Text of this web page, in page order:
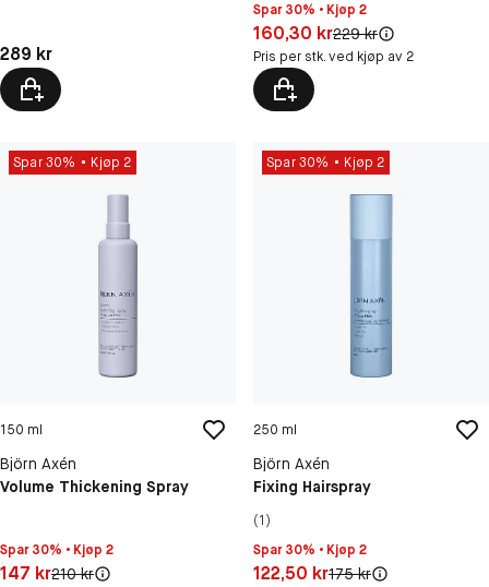
Pris: 289 kr
289 kr
Spar 30% • Kjøp 2
Pris: 160,30 kr
160,30 krOriginal pris:
229 kr
Pris per stk. ved kjøp av 2
Spar 30% Kjøp 2
150 ml
Björn Axén
Volume Thickening Spray
Spar 30% • Kjøp 2
Pris: 147 kr
147 krOriginal pris:
210 kr
Spar 30% Kjøp 2
250 ml
Björn Axén
Fixing Hairspray
(1)
Spar 30% • Kjøp 2
Pris: 122,50 kr
122,50 krOriginal pris:
175 kr